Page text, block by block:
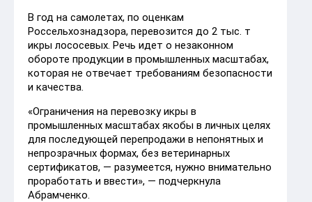
В год на самолетах, по оценкам
Россельхознадзора, перевозится до 2 тыс. т
икры лососевых. Речь идет о незаконном
обороте продукции в промышленных масштабах,
которая не отвечает требованиям безопасности
и качества.
«Ограничения на перевозку икры в
промышленных масштабах якобы в личных целях
для последующей перепродажи в непонятных и
непрозрачных формах, без ветеринарных
сертификатов, — разумеется, нужно внимательно
проработать и ввести», — подчеркнула
Абрамченко.